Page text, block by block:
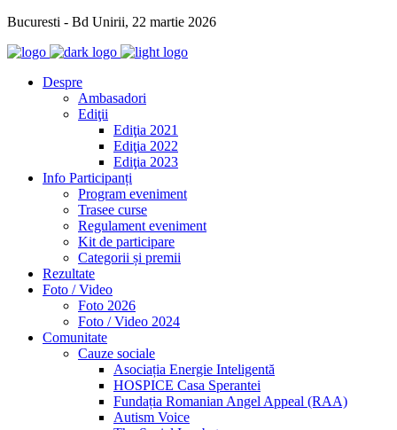
Bucuresti - Bd Unirii, 22 martie 2026
Despre
Ambasadori
Ediţii
Ediţia 2021
Ediţia 2022
Ediţia 2023
Info Participanți
Program eveniment
Trasee curse
Regulament eveniment
Kit de participare
Categorii și premii
Rezultate
Foto / Video
Foto 2026
Foto / Video 2024
Comunitate
Cauze sociale
Asociația Energie Inteligentă
HOSPICE Casa Sperantei
Fundația Romanian Angel Appeal (RAA)
Autism Voice